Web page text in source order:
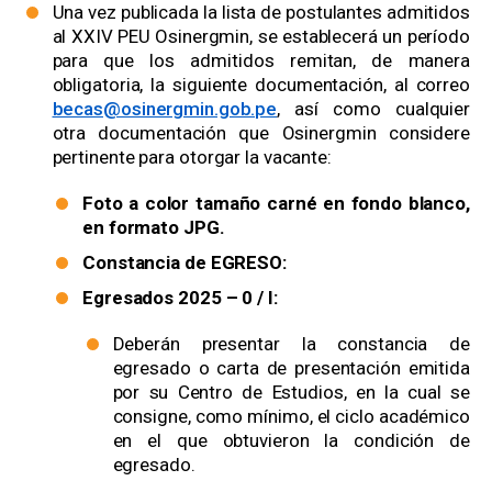
Una vez publicada la lista de postulantes admitidos
al XXIV PEU Osinergmin, se establecerá un período
para que los admitidos remitan, de manera
obligatoria, la siguiente documentación, al correo
becas@osinergmin.gob.pe, así como cualquier
otra documentación que Osinergmin considere
pertinente para otorgar la vacante:
Foto a color tamaño carné en fondo blanco,
en formato JPG.
Constancia de EGRESO:
Egresados 2025 – 0 / I:
Deberán presentar la constancia de
egresado o carta de presentación emitida
por su Centro de Estudios, en la cual se
consigne, como mínimo, el ciclo académico
en el que obtuvieron la condición de
egresado.